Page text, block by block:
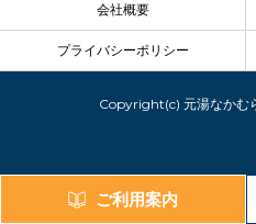
会社概要
プライバシーポリシー
Copyright(c) 元湯なかむ
ご利用案内